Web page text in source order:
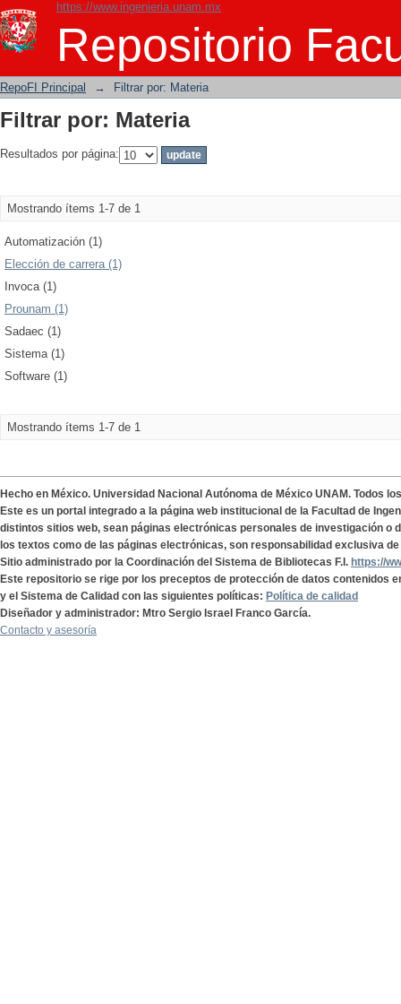
https://www.ingenieria.unam.mx
Repositorio
Filtrar por: Materia
RepoFI Principal → Filtrar por: Materia
Filtrar por: Materia
Resultados por página:
Mostrando ítems 1-7 de 1
Automatización (1)
Elección de carrera (1)
Invoca (1)
Prounam (1)
Sadaec (1)
Sistema (1)
Software (1)
Mostrando ítems 1-7 de 1
Hecho en México. Universidad Nacional Autónoma de México UNAM. Todos
Este es un portal integrado a la página web institucional de la Facultad de
distintos sitios web, sean páginas electrónicas personales de investigación o
los textos como de las páginas electrónicas, son responsabilidad exclusiva
Sitio administrado por la Coordinación del Sistema de Bibliotecas F.I. https://
Este repositorio se rige por los preceptos de protección de datos contenidos
y el Sistema de Calidad con las siguientes políticas: Política de calidad
Diseñador y administrador: Mtro Sergio Israel Franco García.
Contacto y asesoría